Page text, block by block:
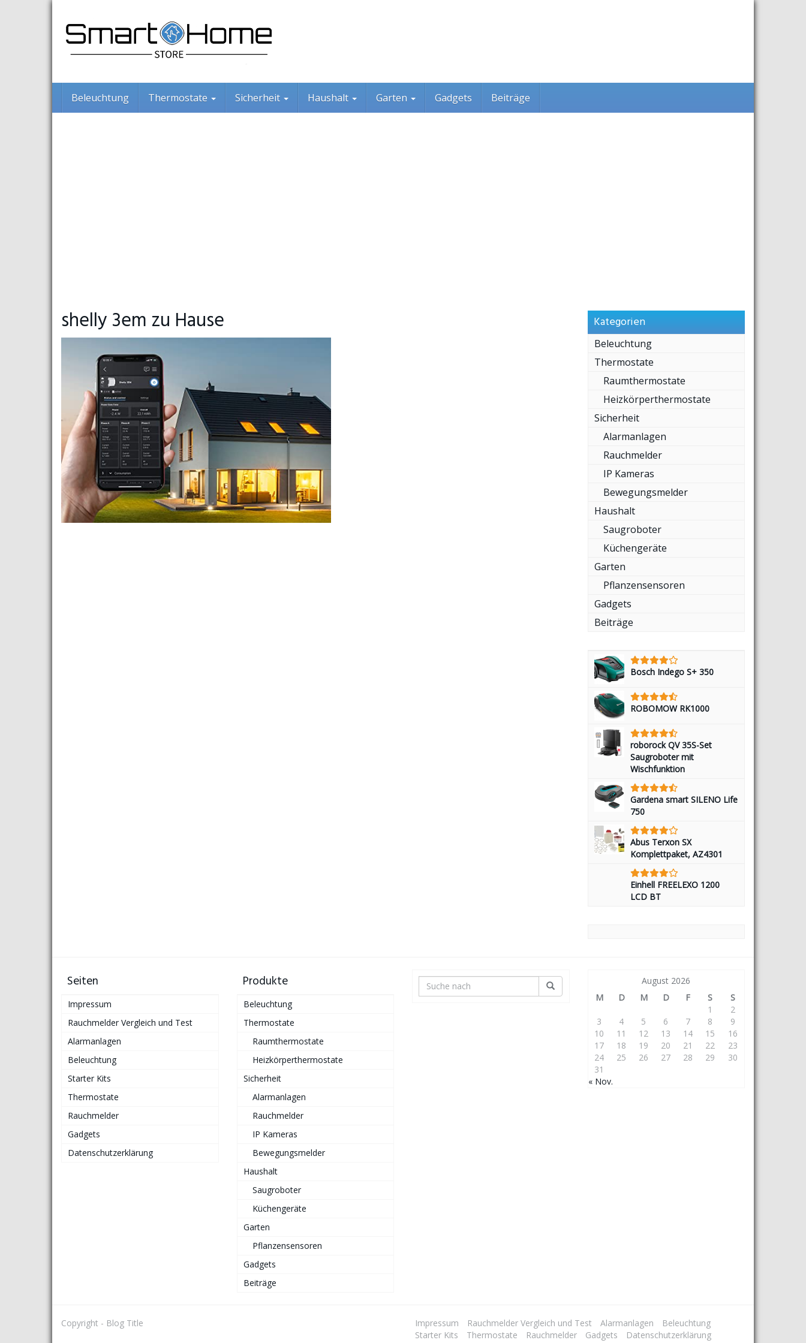
Beleuchtung Thermostate Sicherheit Haushalt Garten Gadgets Beiträge
shelly 3em zu Hause Kategorien
Beleuchtung
Thermostate
Raumthermostate
Heizkörperthermostate
Sicherheit
Alarmanlagen
Rauchmelder
IP Kameras
Bewegungsmelder
Haushalt
Saugroboter
Küchengeräte
Garten
Pflanzensensoren
Gadgets
Beiträge
Bosch Indego S+ 350
ROBOMOW RK1000
roborock QV 35S-Set
Saugroboter mit
Wischfunktion
Gardena smart SILENO Life
750
Abus Terxon SX
Komplettpaket, AZ4301
Einhell FREELEXO 1200
LCD BT
Seiten
Impressum
Rauchmelder Vergleich und Test
Alarmanlagen
Beleuchtung
Starter Kits
Thermostate
Rauchmelder
Gadgets
Datenschutzerklärung
Produkte
Beleuchtung
Thermostate
Raumthermostate
Heizkörperthermostate
Sicherheit
Alarmanlagen
Rauchmelder
IP Kameras
Bewegungsmelder
Haushalt
Saugroboter
Küchengeräte
Garten
Pflanzensensoren
Gadgets
Beiträge
August 2026
M
D M D F S
S
1
2
3
4 5 6 7 8
9
10
11 12 13 14 15
16
17
18 19 20 21 22
23
24
25 26 27 28 29
30
31
« Nov.
Copyright - Blog Title Impressum Rauchmelder Vergleich und Test Alarmanlagen
Beleuchtung
Starter Kits
Thermostate Rauchmelder Gadgets Datenschutzerklärung